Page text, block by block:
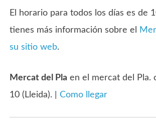
El horario para todos los días es de
tienes más información sobre el
su sitio web.
Mercat del Pla en el mercat del Pla.
10 (Lleida). |Como llegar